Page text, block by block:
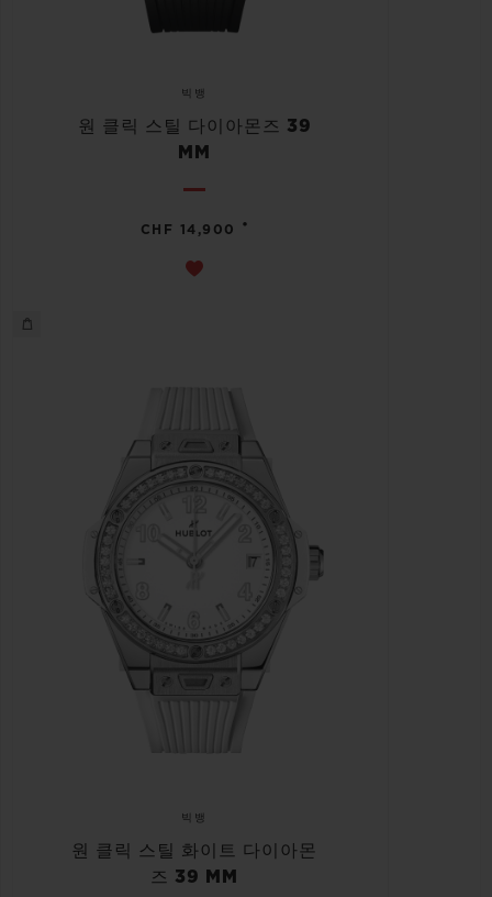
빅뱅
원 클릭 스틸 다이아몬즈 39
MM
CHF 14,900 •
빅뱅
원 클릭 스틸 화이트 다이아몬
즈 39 MM